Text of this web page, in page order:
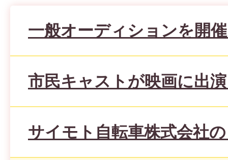
一般オーディションを開
市民キャストが映画に出
サイモト自転車株式会社